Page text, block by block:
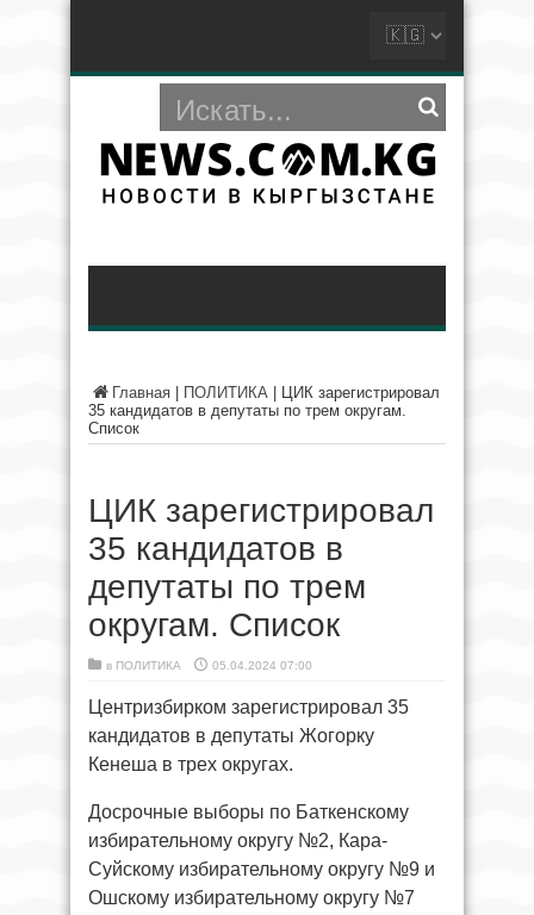
Главная ПОЛИТИКА
ЦИК зарегистрировал
35 кандидатов в депутаты по трем округам.
Список
ЦИК зарегистрировал
35 кандидатов в
депутаты по трем
округам. Список
в ПОЛИТИКА 05.04.2024 07:00
Центризбирком зарегистрировал 35
кандидатов в депутаты Жогорку
Кенеша в трех округах.
Досрочные выборы по Баткенскому
избирательному округу №2, Кара-
Суйскому избирательному округу №9 и
Ошскому избирательному округу №7